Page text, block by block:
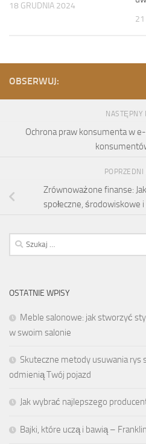
18 GRUDNIA 2024
21
OBSERWUJ:
NASTĘPNY
Ochrona praw konsumenta w
POPRZEDNI
Zrównoważone finanse:
społeczne, środowiskowe
Szukaj:
OSTATNIE WPISY
Meble salonowe: jak stworzyć
w swoim salonie
Skuteczne metody usuwania rys
odmienią Twój pojazd
Jak wybrać najlepszego
Bajki, które uczą i bawią –